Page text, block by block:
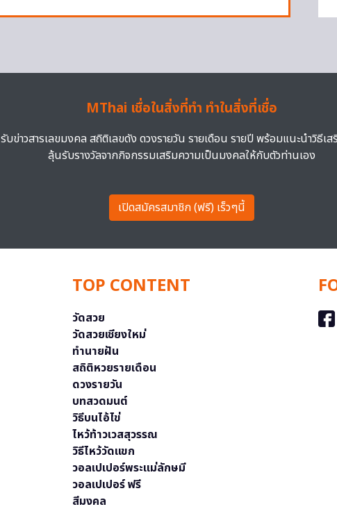
MThai เชื่อในสิ่งที่ทำ ทำในสิ่งที่เชื่อ
รับข่าวสารเลขมงคล สถิติเลขดัง ดวงรายวัน รายเดือน รายปี พร้อมแนะนำวิธีเส
ลุ้นรับรางวัลจากกิจกรรมเสริมความเป็นมงคลให้กับตัวท่านเอง
เปิดสมัครสมาชิก (ฟรี) เร็วๆนี้
TOP CONTENT
วัดสวย
วัดสวยเชียงใหม่
ทำนายฝัน
สถิติหวยรายเดือน
ดวงรายวัน
บทสวดมนต์
วิธีบนไอ้ไข่
ไหว้ท้าวเวสสุวรรณ
วิธีไหว้วัดแขก
วอลเปเปอร์พระแม่ลักษมี
วอลเปเปอร์ ฟรี
สีมงคล